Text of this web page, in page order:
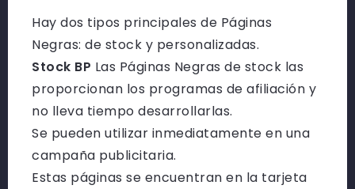
Hay dos tipos principales de Páginas
Negras: de stock y personalizadas.
Stock BP Las Páginas Negras de stock las
proporcionan los programas de afiliación y
no lleva tiempo desarrollarlas.
Se pueden utilizar inmediatamente en una
campaña publicitaria.
Estas páginas se encuentran en la tarjeta